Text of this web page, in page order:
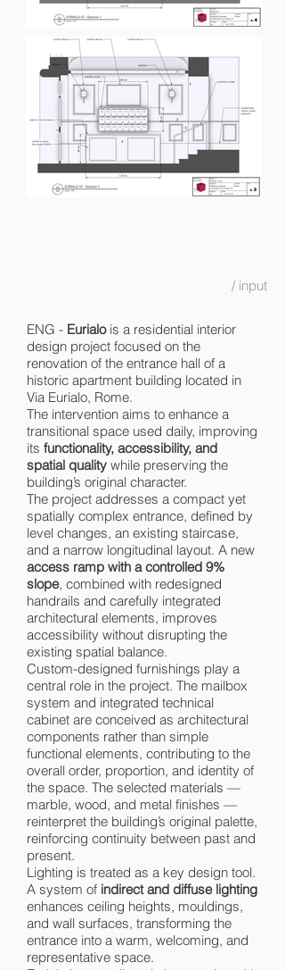
/ input
ENG - Eurialois a residential interior
design project focused on the
renovation of the entrance hall of a
historic apartment building located in
Via Eurialo, Rome.
The intervention aims to enhance a
transitional space used daily, improving
its functionality, accessibility, and
spatial quality while preserving the
building’s original character.
The project addresses a compact yet
spatially complex entrance, defined by
level changes, an existing staircase,
and a narrow longitudinal layout. A new
access ramp with a controlled 9%
slope, combined with redesigned
handrails and carefully integrated
architectural elements, improves
accessibility without disrupting the
existing spatial balance.
Custom-designed furnishings play a
central role in the project. The mailbox
system and integrated technical
cabinet are conceived as architectural
components rather than simple
functional elements, contributing to the
overall order, proportion, and identity of
the space. The selected materials —
marble, wood, and metal finishes —
reinterpret the building’s original palette,
reinforcing continuity between past and
present.
Lighting is treated as a key design tool.
A system of indirect and diffuse lighting
enhances ceiling heights, mouldings,
and wall surfaces, transforming the
entrance into a warm, welcoming, and
representative space.